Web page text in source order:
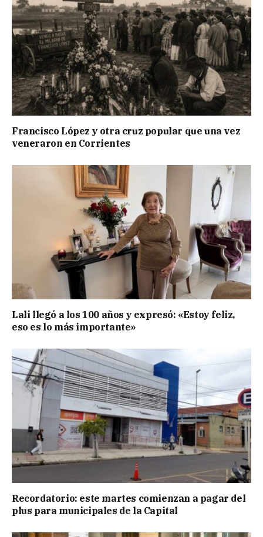
Francisco López y otra cruz popular que una vez
veneraron en Corrientes
Lali llegó a los 100 años y expresó: «Estoy feliz,
eso es lo más importante»
Recordatorio: este martes comienzan a pagar del
plus para municipales de la Capital